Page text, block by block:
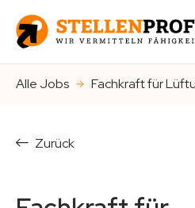
Alle Jobs Fachkraft für
Zurück